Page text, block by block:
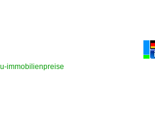
immobilienpreise